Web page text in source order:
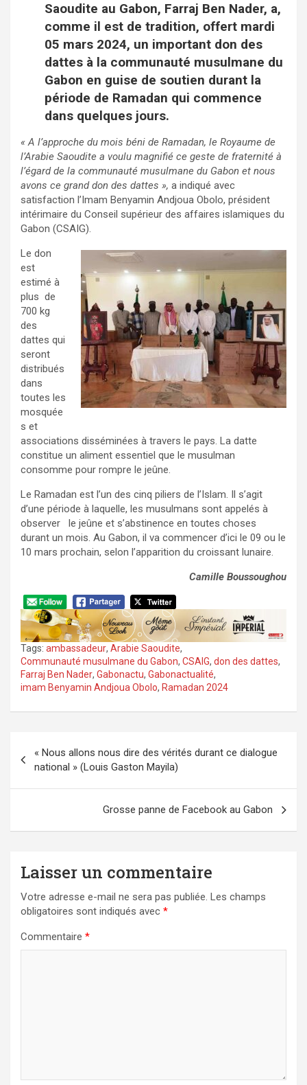
Saoudite au Gabon, Farraj Ben Nader, a,
comme il est de tradition, offert mardi
05 mars 2024, un important don des
dattes à la communauté musulmane du
Gabon en guise de soutien durant la
période de Ramadan qui commence
dans quelques jours.
« A l’approche du mois béni de Ramadan, le Royaume de
l’Arabie Saoudite a voulu magnifié ce geste de fraternité à
l’égard de la communauté musulmane du Gabon et nous
avons ce grand don des dattes », a indiqué avec
satisfaction l’Imam Benyamin Andjoua Obolo, président
intérimaire du Conseil supérieur des affaires islamiques du
Gabon (CSAIG).
Le don
est
estimé à
plus de
700 kg
des
dattes qui
seront
distribués
dans
toutes les
mosquée
s et
associations disséminées à travers le pays. La datte
constitue un aliment essentiel que le musulman
consomme pour rompre le jeûne.
Le Ramadan est l’un des cinq piliers de l’Islam. Il s’agit
d’une période à laquelle, les musulmans sont appelés à
observer le jeûne et s’abstinence en toutes choses
durant un mois. Au Gabon, il va commencer d’ici le 09 ou le
10 mars prochain, selon l’apparition du croissant lunaire.
Camille Boussoughou
Tags: ambassadeur, Arabie Saoudite,
Communauté musulmane du Gabon, CSAIG, don des dattes,
Farraj Ben Nader, Gabonactu, Gabonactualité,
imam Benyamin Andjoua Obolo, Ramadan 2024
de
l’article
« Nous allons nous dire des vérités durant ce dialogue
national » (Louis Gaston Mayila)
Grosse panne de Facebook au Gabon
Laisser un commentaire
Votre adresse e-mail ne sera pas publiée. Les champs
obligatoires sont indiqués avec *
Commentaire *